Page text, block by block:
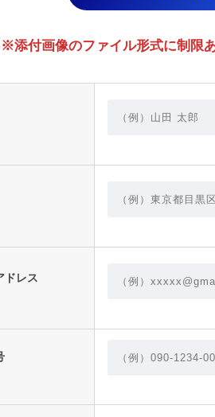
※添付画像のファイル形式に制限
ドレス